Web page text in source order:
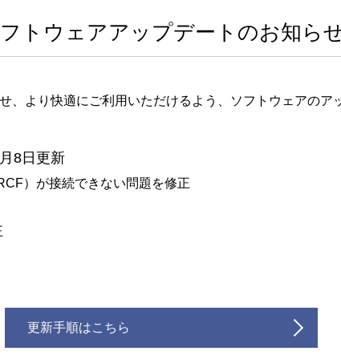
トウェアアップデートのお知ら
、より快適にご利用いただけるよう、ソフトウェアのア
8日更新
）が接続できない問題を修正
更新手順はこちら